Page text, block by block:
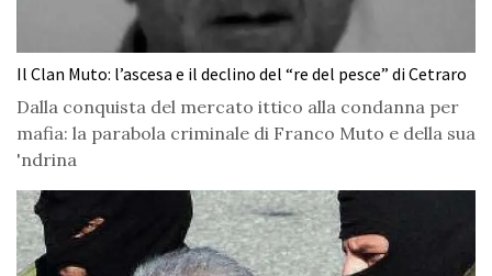
Il Clan Muto: l’ascesa e il declino del “re del pesce” di Cetraro
Dalla conquista del mercato ittico alla condanna per
mafia: la parabola criminale di Franco Muto e della sua
'ndrina